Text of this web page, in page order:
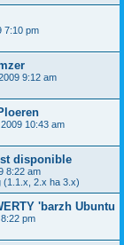
7:10 pm
9:12 am
10:43 am
disponible
8:22 am
(1.1.x, 2.x ha 3.x)
'barzh Ubuntu
pm